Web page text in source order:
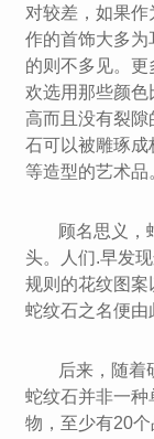
对较差，如果作
作的首饰大多
的则不多见。
欢选用那些颜
高而且没有裂
石可以被雕琢
等造型的艺术品
顾名思义，
头。人们.早发
规则的花纹图案
蛇纹石之名便由
后来，随着
蛇纹石并非一
物，至少有20